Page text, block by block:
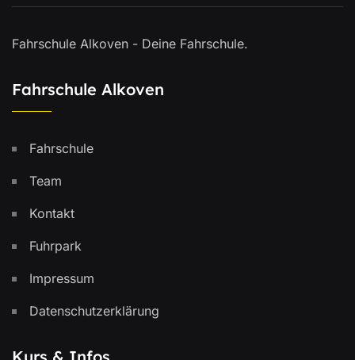
Fahrschule Alkoven - Deine Fahrschule.
Fahrschule Alkoven
Fahrschule
Team
Kontakt
Fuhrpark
Impressum
Datenschutzerklärung